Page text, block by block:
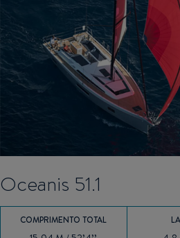
Oceanis 51.1
COMPRIMENTO TOTAL